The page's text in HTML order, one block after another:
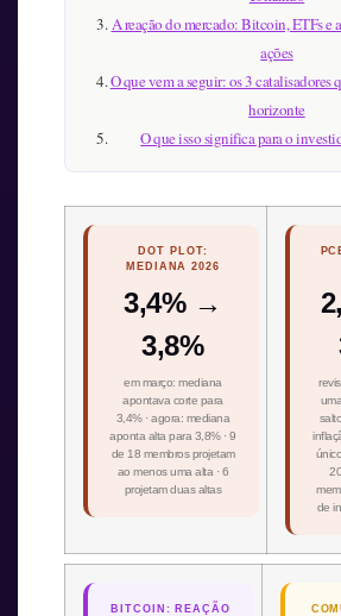
A reação do mercado: Bitcoin, ETFs e
ações
O que vem a seguir: os 3 catalisadores
horizonte
O que isso significa para o
DOT PLOT:
MEDIANA 2026
3,4% →
3,8%
em março: mediana
apontava corte para
3,4% · agora: mediana
aponta alta para 3,8% · 9
de 18 membros projetam
ao menos uma alta · 6
projetam duas altas
de
BITCOIN: REAÇÃO